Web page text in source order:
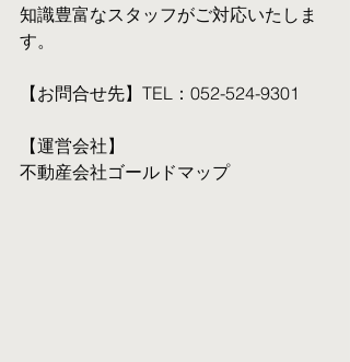
知識豊富なスタッフがご対応いたしま
す。
【お問合せ先】TEL：052-524-9301
【運営会社】
不動産会社ゴールドマップ